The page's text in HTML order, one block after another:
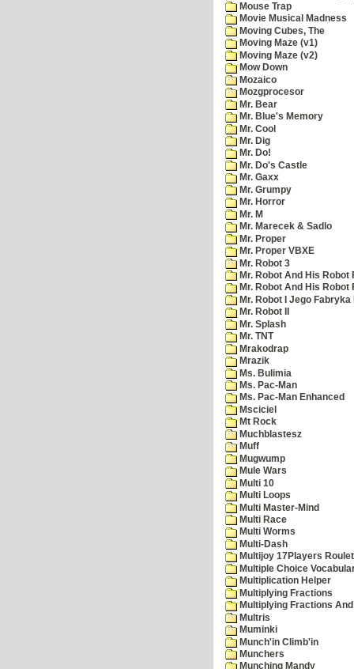
Mouse Trap
Movie Musical Madness
Moving Cubes, The
Moving Maze (v1)
Moving Maze (v2)
Mow Down
Mozaico
Mozgprocesor
Mr. Bear
Mr. Blue's Memory
Mr. Cool
Mr. Dig
Mr. Do!
Mr. Do's Castle
Mr. Gaxx
Mr. Grumpy
Mr. Horror
Mr. M
Mr. Marecek & Sadlo
Mr. Proper
Mr. Proper VBXE
Mr. Robot 3
Mr. Robot And His Robot
Mr. Robot And His
Mr. Robot I Jego Fabryka
Mr. Robot II
Mr. Splash
Mr. TNT
Mrakodrap
Mrazik
Ms. Bulimia
Ms. Pac-Man
Ms. Pac-Man Enhanced
Msciciel
Mt Rock
Muchblastesz
Muff
Mugwump
Mule Wars
Multi 10
Multi Loops
Multi Master-Mind
Multi Race
Multi Worms
Multi-Dash
Multijoy 17Players
Multiple Choice
Multiplication Helper
Multiplying Fractions
Multiplying Fractions
Multris
Muminki
Munch'in Climb'in
Munchers
Munching Mandy